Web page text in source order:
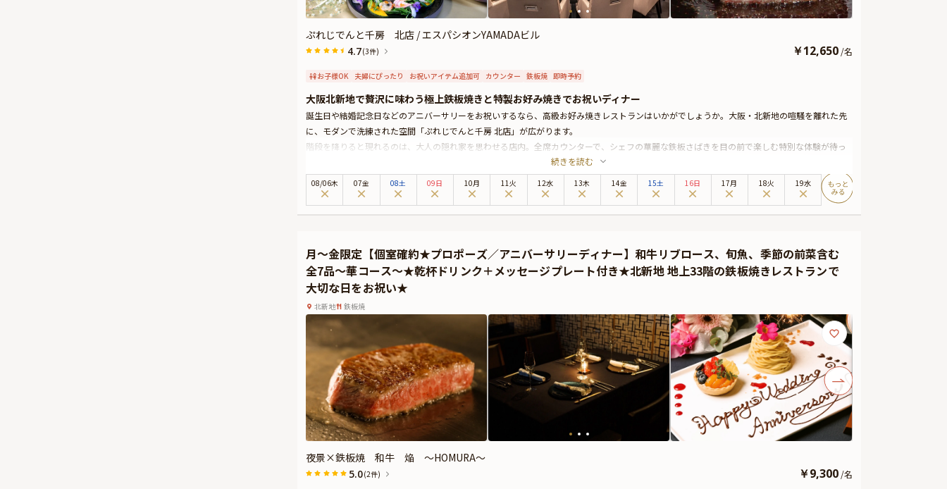
ぷれじでんと千房 北店 / エスパシオンYAMADAビル
4.7(3件) ￥12,650 /名
お子様OK 夫婦にぴったり お祝いアイテム追加可 カウンター 鉄板焼 即時予約
大阪北新地で贅沢に味わう極上鉄板焼きと特製お好み焼きでお祝いディナー
誕生日や結婚記念日などのアニバーサリーをお祝いするなら、高級お好み焼きレストランはいかがでしょうか。大阪・北新地の喧騒を離れた先
に、モダンで洗練された空間「ぷれじでんと千房 北店」が広がります。
階段を降りると現れるのは、大人の隠れ家を思わせる店内。全席カウンターで、シェフの華麗な鉄板さばきを目の前で楽しむ特別な体験が待っ
ています。落ち着いた色調で統一された店内は高級感が漂い、大切な方と過ごすのにぴったり。
アニバーサリープランで味わえるディナーは、厳選された食材を用いた鉄板焼とお好み焼が主役。活あわびや国産黒毛和牛など、贅沢な素材を
シェフが目の前で焼き上げ、その香りと音が食欲をそそります。大阪ならではの味を堪能しながら、心に残る特別な夜をお楽しみください。
続きを読む
08/06木 07金 08土 09日 10月 11火 12水 13木 14金 15土 16日 17月 18火 19水
月～金限定【個室確約★プロポーズ／アニバーサリーディナー】和牛リブロース、旬魚、季節の前菜含む
全7品〜華コース〜★乾杯ドリンク＋メッセージプレート付き★北新地 地上33階の鉄板焼きレストランで
大切な日をお祝い★
北新地 鉄板焼
夜景×鉄板焼 和牛 焔 ～HOMURA～
5.0(2件) ￥9,300 /名